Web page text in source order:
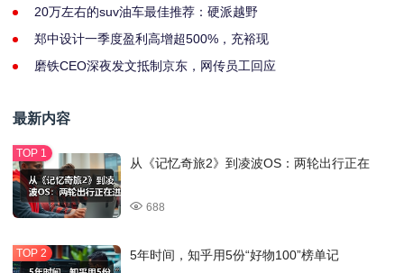
20万左右的suv油车最佳推荐：硬派越野
郑中设计一季度盈利高增超500%，充裕现
磨铁CEO深夜发文抵制京东，网传员工回应
最新内容
从《记忆奇旅2》到凌波OS：两轮出行正在
688
5年时间，知乎用5份“好物100”榜单记